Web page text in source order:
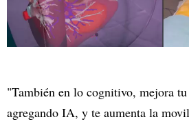
"También en lo cognitivo, mejora
agregando IA, y te aumenta la